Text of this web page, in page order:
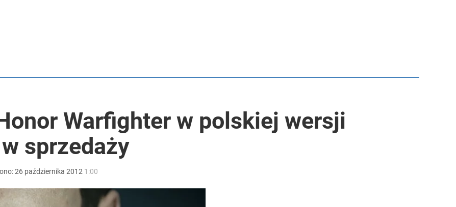
Warfighter w polskiej wersji
sprzedaży
26 października 2012 1:00